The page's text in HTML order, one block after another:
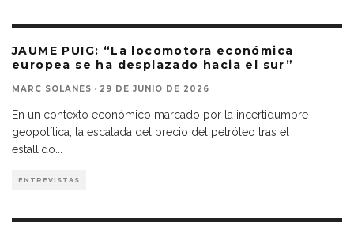
JAUME PUIG: “La locomotora económica
europea se ha desplazado hacia el sur”
MARC SOLANES · 29 DE JUNIO DE 2026
En un contexto económico marcado por la incertidumbre
geopolítica, la escalada del precio del petróleo tras el
estallido
ENTREVISTAS